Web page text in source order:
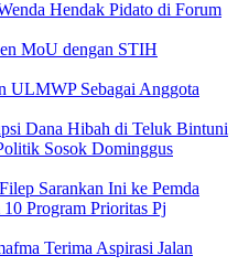
Hendak Pidato di Forum
MoU dengan STIH
ULMWP Sebagai Anggota
Dana Hibah di Teluk Bintuni
Sosok Dominggus
Sarankan Ini ke Pemda
Program Prioritas Pj
Terima Aspirasi Jalan